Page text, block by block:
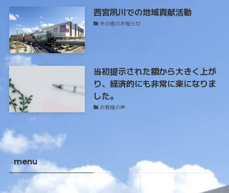
西宮夙川での地域貢献活動
その他のお知らせ
当初提示された額から大きく上が
り、経済的にも非常に楽になりま
した。
お客様の声
menu